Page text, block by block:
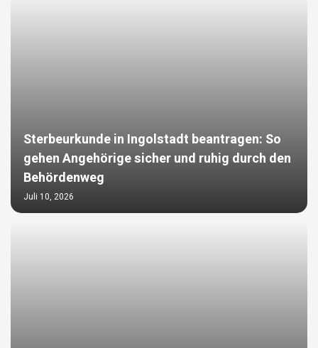
Sterbeurkunde in Ingolstadt beantragen: So
gehen Angehörige sicher und ruhig durch den
Behördenweg
Juli 10, 2026